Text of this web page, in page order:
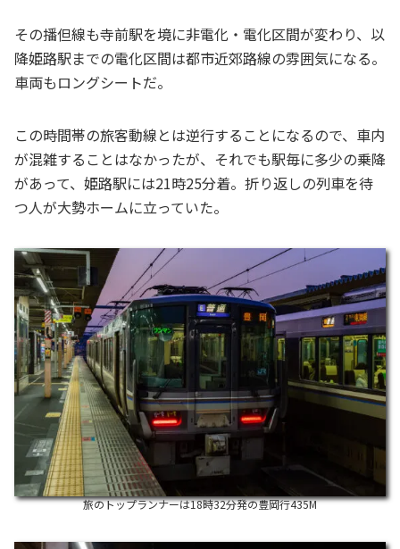
その播但線も寺前駅を境に非電化・電化区間が変わり、以
降姫路駅までの電化区間は都市近郊路線の雰囲気になる。
車両もロングシートだ。
この時間帯の旅客動線とは逆行することになるので、車内
が混雑することはなかったが、それでも駅毎に多少の乗降
があって、姫路駅には21時25分着。折り返しの列車を待
つ人が大勢ホームに立っていた。
旅のトップランナーは18時32分発の豊岡行435M